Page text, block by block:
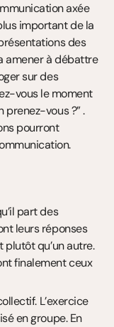
axée
important de la
des
amener à débattre
sur des
vous le moment
prenez-vous ?” .
pourront
part des
leurs réponses
qu’un autre.
finalement ceux
L’exercice
en groupe. En